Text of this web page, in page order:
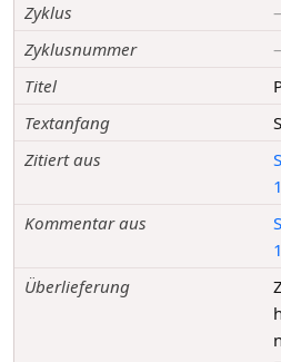
Zyklus
–
Zyklusnummer
–
Titel
Textanfang
Zitiert aus
Kommentar aus
Überlieferung